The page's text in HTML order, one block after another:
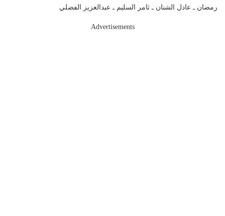
رمضان ـ عادل الشنان ـ ثامر السليم ـ عبدالعزيز الفضلي
Advertisements